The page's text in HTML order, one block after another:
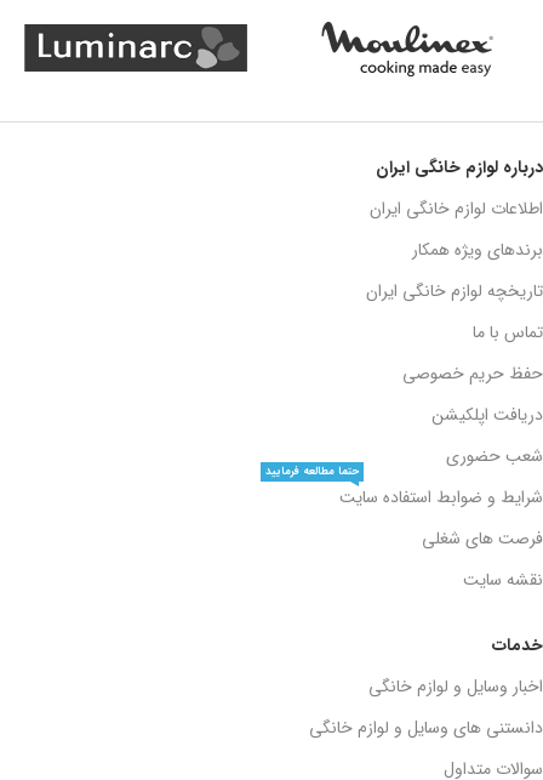
خدمات
اخبار وسایل و لوازم خانگی
دانستنی های وسایل و لوازم خانگی
سوالات متداول
درباره لوازم خانگی ایران
اطلاعات لوازم خانگی ایران
برندهای ویژه همکار
تاریخچه لوازم خانگی ایران
تماس با ما
حفظ حریم خصوصی
دریافت اپلکیشن
شعب حضوری
شرایط و ضوابط استفاده سایت
حتما مطالعه فرمایید
فرصت های شغلی
نقشه سایت